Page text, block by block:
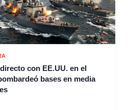
con EE.UU. en el
bases en media